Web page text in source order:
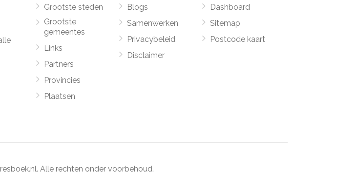
Grootste steden
Grootste
gemeentes
Links
Partners
Provincies
Plaatsen
Blogs
Samenwerken
Privacybeleid
Disclaimer
Dashboard
Sitemap
Postcode kaart
Alle rechten onder voorbehoud.